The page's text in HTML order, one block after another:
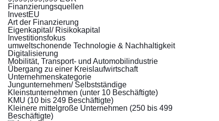
Krieg:
für
aus
der
Ukraine
Finanzierungsquellen
InvestEU
Art der Finanzierung
Eigenkapital/ Risikokapital
Investitionsfokus
umweltschonende Technologie & Nachhaltigkeit
Digitalisierung
Mobilität, Transport- und Automobilindustrie
Übergang zu einer Kreislaufwirtschaft
Unternehmenskategorie
Jungunternehmen/ Selbstständige
Kleinstunternehmen (unter 10 Beschäftigte)
KMU (10 bis 249 Beschäftigte)
Kleinere mittelgroße Unternehmen (250 bis 499
Beschäftigte)